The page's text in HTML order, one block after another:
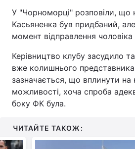
У "Чорноморці" розповіли, що
Касьяненка був придбаний,
момент відправлення чоловіка
Керівництво клубу засудило
вже колишнього
зазначається, що вплинути на
можливості, хоча спроба
боку ФК була.
ЧИТАЙТЕ ТАКОЖ: